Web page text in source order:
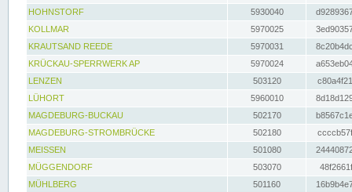
HOHNSTORF
5930040
KOLLMAR
5970025
KRAUTSAND REEDE
5970031
KRÜCKAU-SPERRWERK AP
5970024
LENZEN
503120
LÜHORT
5960010
MAGDEBURG-BUCKAU
502170
MAGDEBURG-STROMBRÜCKE
502180
MEISSEN
501080
MÜGGENDORF
503070
MÜHLBERG
501160